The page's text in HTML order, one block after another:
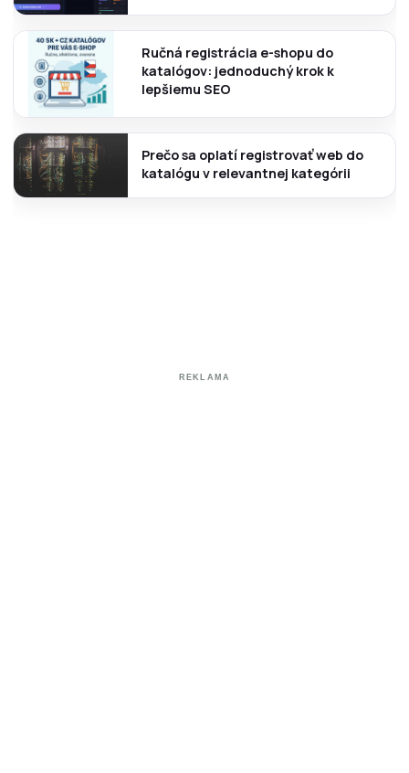
Ručná registrácia e-shopu do
katalógov: jednoduchý krok k
lepšiemu SEO
Prečo sa oplatí registrovať web do
katalógu v relevantnej kategórii
REKLAMA